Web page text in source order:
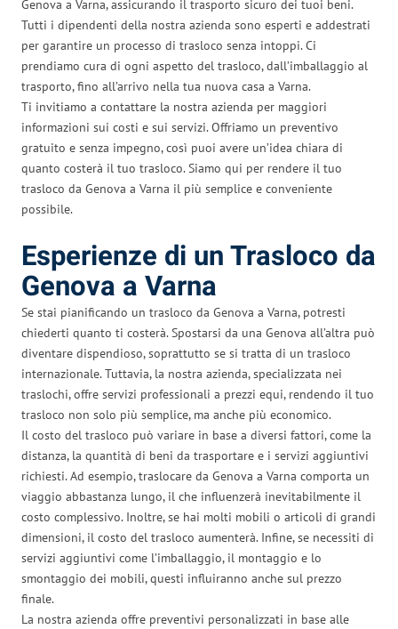
Genova a Varna, assicurando il trasporto sicuro dei tuoi beni.
Tutti i dipendenti della nostra azienda sono esperti e addestrati
per garantire un processo di trasloco senza intoppi. Ci
prendiamo cura di ogni aspetto del trasloco, dall’imballaggio al
trasporto, fino all’arrivo nella tua nuova casa a Varna.
Ti invitiamo a contattare la nostra azienda per maggiori
informazioni sui costi e sui servizi. Offriamo un preventivo
gratuito e senza impegno, così puoi avere un’idea chiara di
quanto costerà il tuo trasloco. Siamo qui per rendere il tuo
trasloco da Genova a Varna il più semplice e conveniente
possibile.
Esperienze di un Trasloco da
Genova a Varna
Se stai pianificando un trasloco da Genova a Varna, potresti
chiederti quanto ti costerà. Spostarsi da una Genova all’altra può
diventare dispendioso, soprattutto se si tratta di un trasloco
internazionale. Tuttavia, la nostra azienda, specializzata nei
traslochi, offre servizi professionali a prezzi equi, rendendo il tuo
trasloco non solo più semplice, ma anche più economico.
Il costo del trasloco può variare in base a diversi fattori, come la
distanza, la quantità di beni da trasportare e i servizi aggiuntivi
richiesti. Ad esempio, traslocare da Genova a Varna comporta un
viaggio abbastanza lungo, il che influenzerà inevitabilmente il
costo complessivo. Inoltre, se hai molti mobili o articoli di grandi
dimensioni, il costo del trasloco aumenterà. Infine, se necessiti di
servizi aggiuntivi come l’imballaggio, il montaggio e lo
smontaggio dei mobili, questi influiranno anche sul prezzo
finale.
La nostra azienda offre preventivi personalizzati in base alle